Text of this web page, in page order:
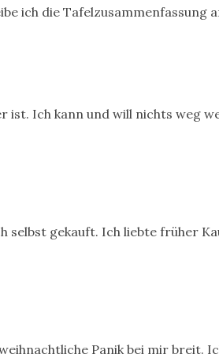
ich die
ist. Ich kann und will nichts weg
selbst gekauft. Ich liebte früher
Panik bei mir breit.